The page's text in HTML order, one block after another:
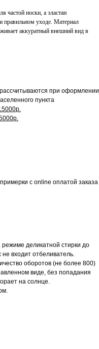
частой носки, а эластан
правильном уходе. Материал
аккуратный внешний вид в
при оформлении
пункта
с online оплатой заказа
деликатной стирки до
входит отбеливатель.
оборотов (не более 800)
виде, без попадания
на солнце.